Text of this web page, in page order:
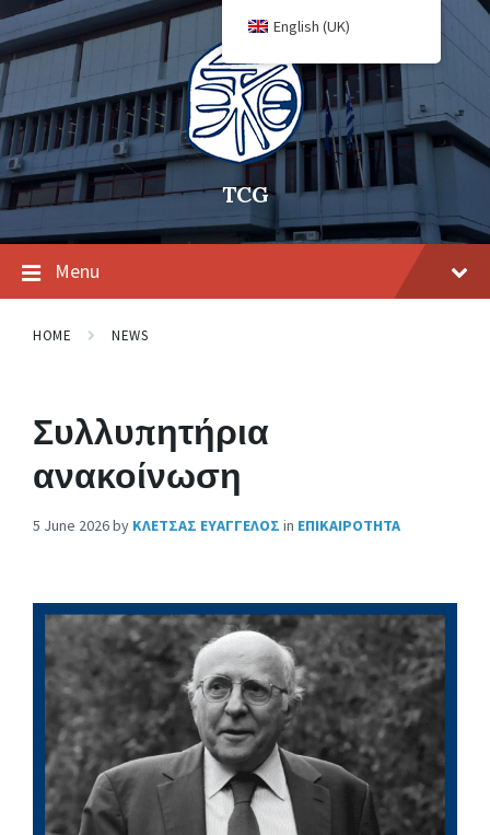
TCG
Menu
HOME NEWS
Συλλυπητήρια
ανακοίνωση
5 June 2026by ΚΛΕΤΣΑΣ ΕΥΑΓΓΕΛΟΣ in ΕΠΙΚΑΙΡΟΤΗΤΑ
English (UK)